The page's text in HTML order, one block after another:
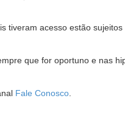
tiveram acesso estão
que for oportuno e nas
Fale Conosco